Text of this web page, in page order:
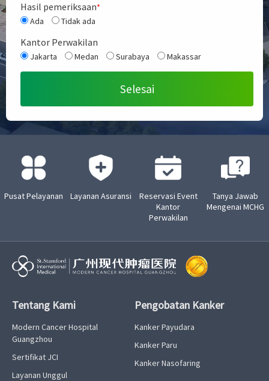
Hasil pemeriksaan*
Ada
Tidak ada
Kantor Perwakilan
Jakarta Medan Surabaya Makassar
Pusat Pelayanan Layanan Asuransi
Reservasi Event
Kantor
Perwakilan
Tanya Jawab
Mengenai MCHG
Tentang Kami
Modern Cancer Hospital
Guangzhou
Sertifikat JCI
Layanan Unggul
Pengobatan Kanker
Kanker Payudara
Kanker Paru
Kanker Nasofaring